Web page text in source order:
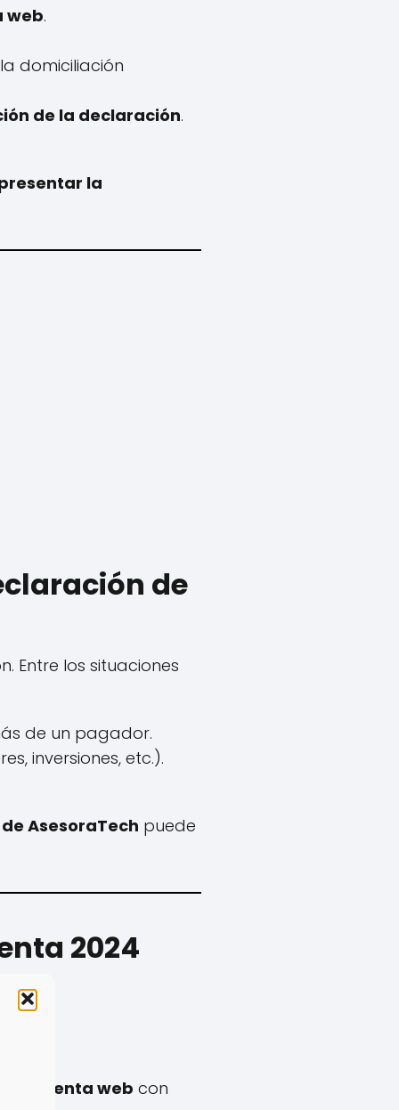
web.
domiciliación
de la declaración.
la
de
Entre los situaciones
de un pagador.
inversiones, etc.).
AsesoraTech puede
2024
renta web con